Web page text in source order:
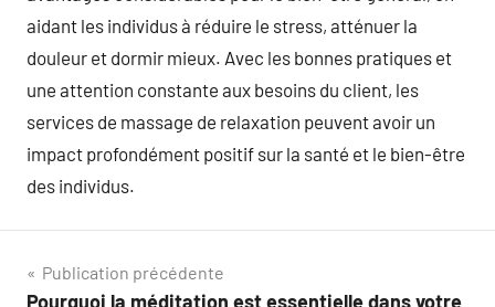
aidant les individus à réduire le stress, atténuer la
douleur et dormir mieux. Avec les bonnes pratiques et
une attention constante aux besoins du client, les
services de massage de relaxation peuvent avoir un
impact profondément positif sur la santé et le bien-être
des individus.
Navigation
Publication précédente
Pourquoi la méditation est essentielle dans votre